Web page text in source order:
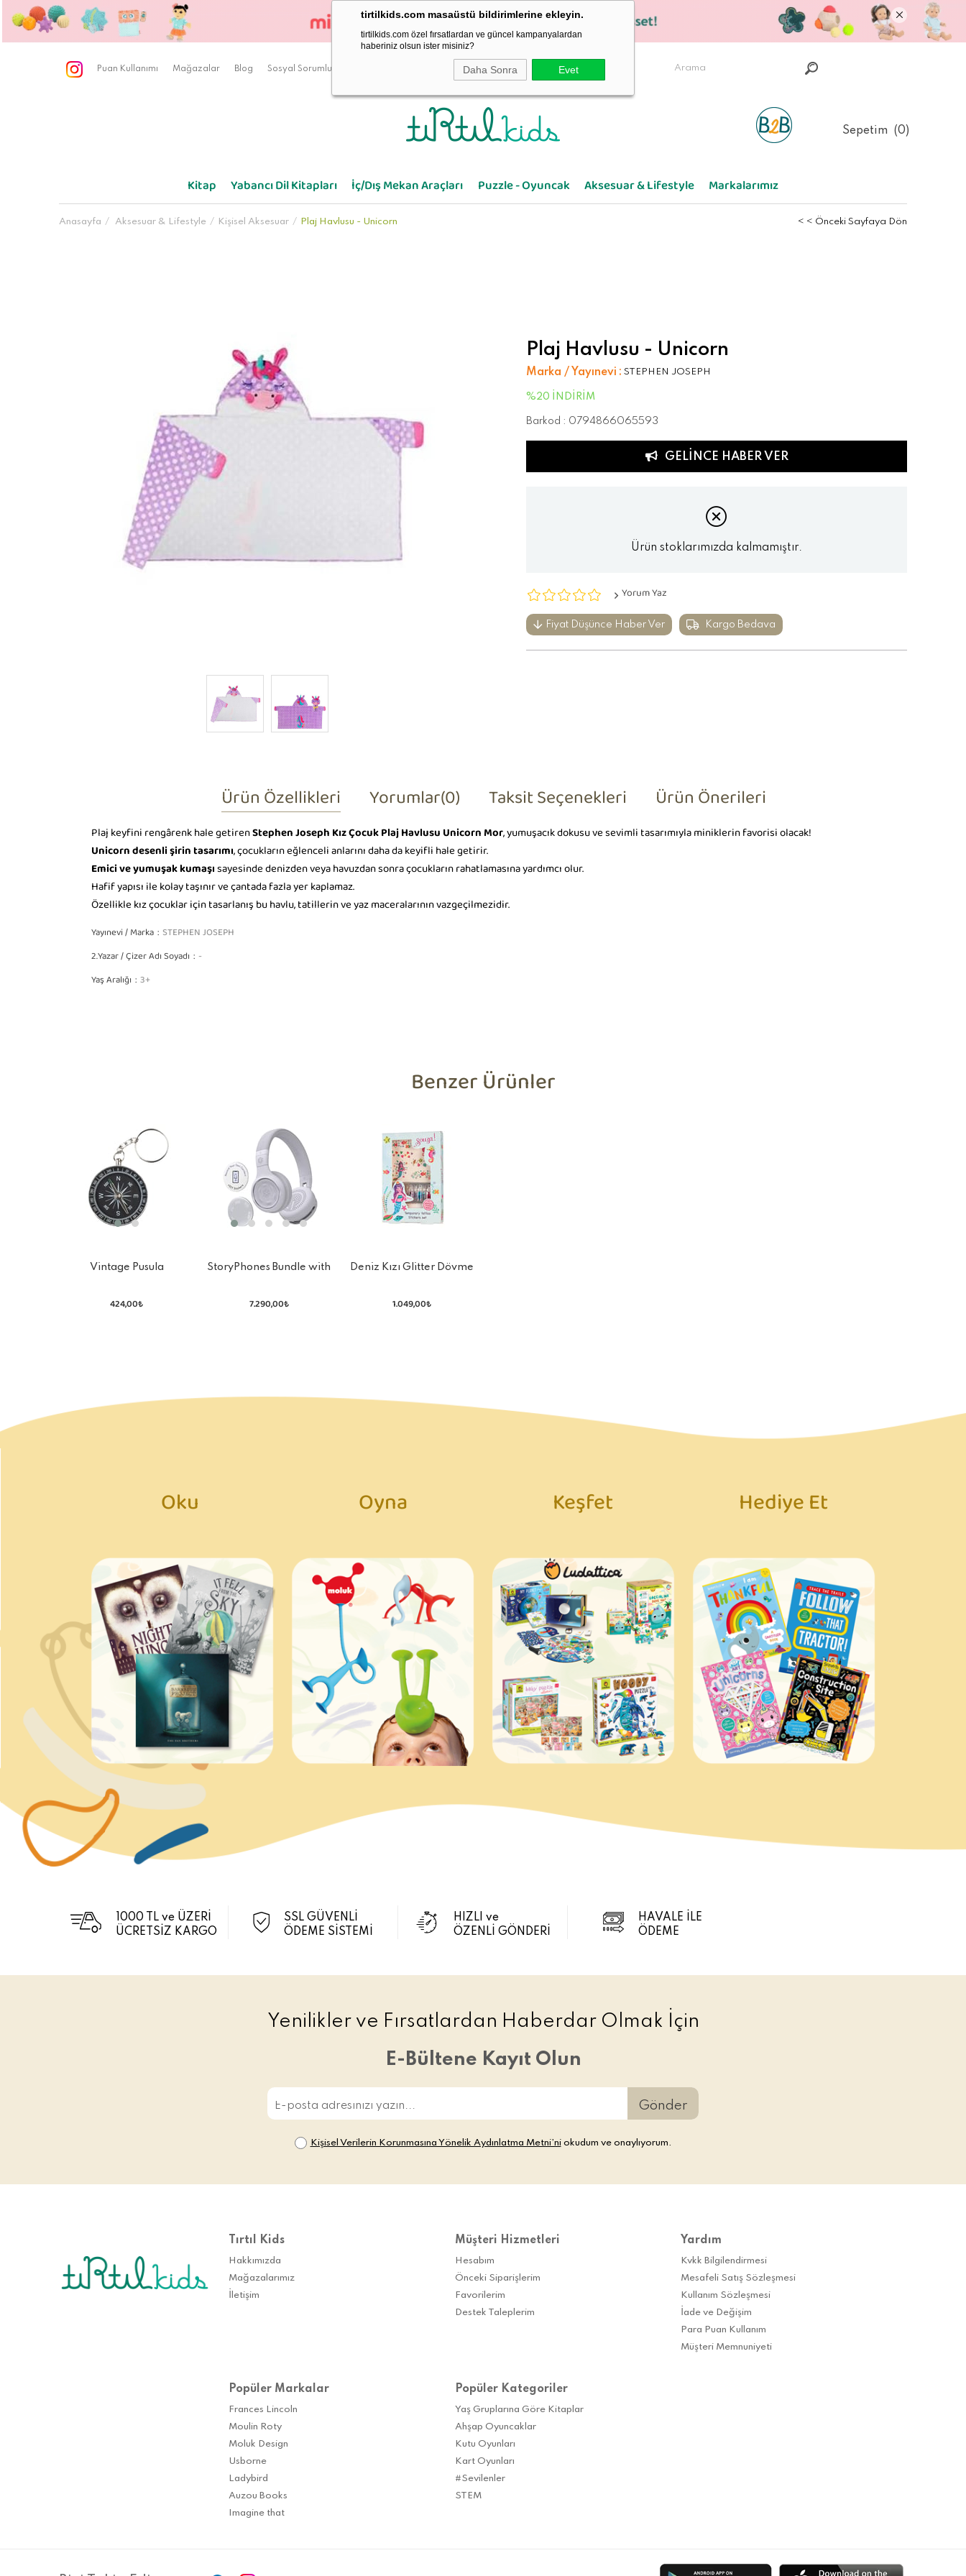
tirtilkids.com masaüstü bildirimlerine ekleyin.
tirtilkids.com özel fırsatlardan ve güncel kampanyalardan
haberiniz olsun ister misiniz?
Daha Sonra Evet
Puan Kullanımı Mağazalar Blog Sosyal Sorumluluk
Sepetim 0
Kitap Yabancı Dil Kitapları İç/Dış Mekan Araçları Puzzle - Oyuncak Aksesuar & Lifestyle Markalarımız
Anasayfa Aksesuar & Lifestyle Kişisel Aksesuar Plaj Havlusu - Unicorn < < Önceki Sayfaya Dön
Plaj Havlusu - Unicorn
Marka / Yayınevi : STEPHEN JOSEPH
%20 İNDIRIM
Barkod : 0794866065593
GELINCE HABER VER
Ürün stoklarımızda kalmamıştır.
Yorum Yaz
Fiyat Düşünce Haber Ver Kargo Bedava
Ürün Özellikleri Yorumlar(0) Taksit Seçenekleri Ürün Önerileri
Plaj keyfini rengârenk hale getirenStephen Joseph Kız Çocuk Plaj Havlusu Unicorn Mor, yumuşacık dokusu ve sevimli tasarımıyla miniklerin favorisi olacak!
Unicorn desenli şirin tasarımı, çocukların eğlenceli anlarını daha da keyifli hale getirir.
Emici ve yumuşak kumaşısayesinde denizden veya havuzdan sonra çocukların rahatlamasına yardımcı olur.
Hafif yapısı ile kolay taşınır ve çantada fazla yer kaplamaz.
Özellikle kız çocuklar için tasarlanış bu havlu, tatillerin ve yaz maceralarının vazgeçilmezidir.
Yayınevi / Marka STEPHEN JOSEPH
2.Yazar / Çizer Adı Soyadı -
Yaş Aralığı 3+
Benzer Ürünler
Vintage Pusula
424,00₺
StoryPhones Bundle with
7.290,00₺
Deniz Kızı Glitter Dövme
1.049,00₺
Oku Oyna Keşfet Hediye Et
1000 TL ve ÜZERİ
ÜCRETSİZ KARGO
SSL GÜVENLİ
ÖDEME SİSTEMİ
HIZLI ve
ÖZENLİ GÖNDERİ
HAVALE İLE
ÖDEME
Yenilikler ve Fırsatlardan Haberdar Olmak İçin
E-Bültene Kayıt Olun
Gönder
Kişisel Verilerin Korunmasına Yönelik Aydınlatma Metni’ni okudum ve onaylıyorum.
Tırtıl Kids
Hakkımızda
Mağazalarımız
İletişim
Müşteri Hizmetleri
Hesabım
Önceki Siparişlerim
Favorilerim
Destek Taleplerim
Yardım
Kvkk Bilgilendirmesi
Mesafeli Satış Sözleşmesi
Kullanım Sözleşmesi
İade ve Değişim
Para Puan Kullanım
Müşteri Memnuniyeti
Popüler Markalar
Frances Lincoln
Moulin Roty
Moluk Design
Usborne
Ladybird
Auzou Books
Imagine that
Popüler Kategoriler
Yaş Gruplarına Göre Kitaplar
Ahşap Oyuncaklar
Kutu Oyunları
Kart Oyunları
#Sevilenler
STEM